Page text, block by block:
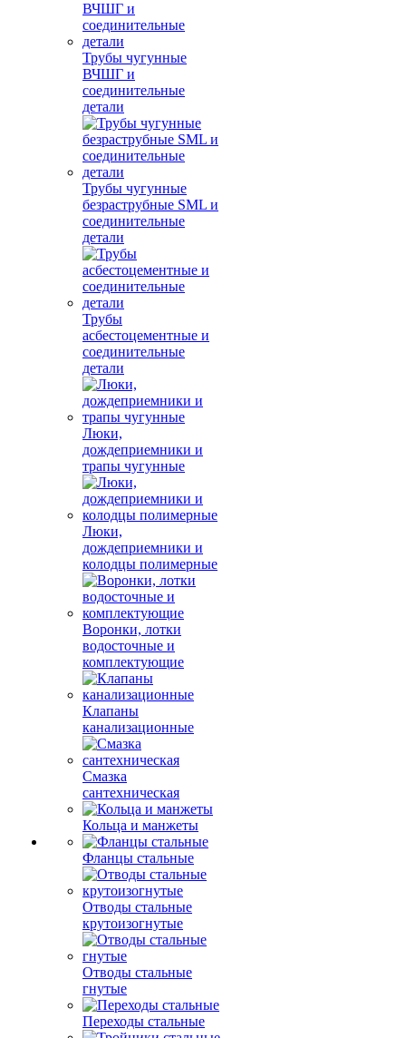
Трубы чугунные
ВЧШГ и
соединительные
детали
Трубы чугунные
безраструбные SML и
соединительные
детали
Трубы
асбестоцементные и
соединительные
детали
Люки,
дождеприемники и
трапы чугунные
Люки,
дождеприемники и
колодцы полимерные
Воронки, лотки
водосточные и
комплектующие
Клапаны
канализационные
Смазка
сантехническая
Кольца и манжеты
Фланцы стальные
Отводы стальные
крутоизогнутые
Отводы стальные
гнутые
Переходы стальные